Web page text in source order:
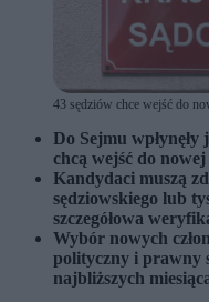
43 sędziów chce wejść do
Do Sejmu wpłynęły
chcą wejść do
Kandydaci muszą
sędziowskiego lub
szczegółowa
Wybór nowych
polityczny i prawny
najbliższych